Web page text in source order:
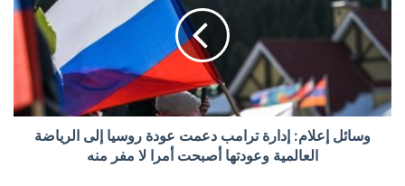
وسائل إعلام: إدارة ترامب دعمت عودة روسيا إلى الرياضة
العالمية وعودتها أصبحت أمرا لا مفر منه